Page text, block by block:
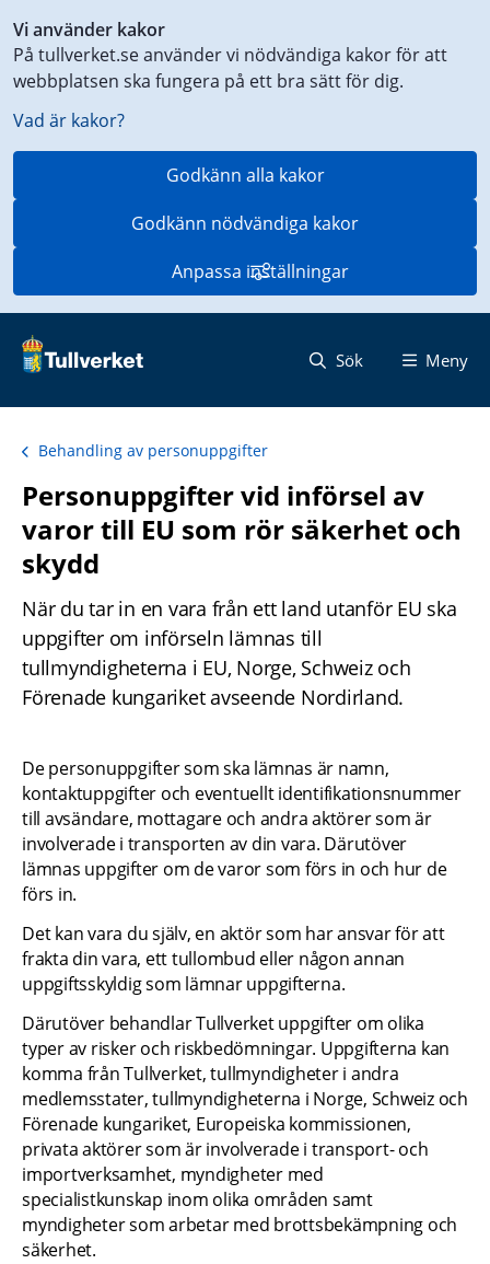
Vi använder kakor
På tullverket.se använder vi nödvändiga kakor för att
webbplatsen ska fungera på ett bra sätt för dig.
Vad är kakor?
Godkänn alla kakor
Godkänn nödvändiga kakor
Anpassa inställningar
till
innehåll
på
aktuell
Sök Meny
Behandling av personuppgifter
Personuppgifter vid införsel av
varor till EU som rör säkerhet och
skydd
När du tar in en vara från ett land utanför EU ska
uppgifter om införseln lämnas till
tullmyndigheterna i EU, Norge, Schweiz och
Förenade kungariket avseende Nordirland.
De personuppgifter som ska lämnas är namn,
kontaktuppgifter och eventuellt identifikationsnummer
till avsändare, mottagare och andra aktörer som är
involverade i transporten av din vara. Därutöver
lämnas uppgifter om de varor som förs in och hur de
förs in.
Det kan vara du själv, en aktör som har ansvar för att
frakta din vara, ett tullombud eller någon annan
uppgiftsskyldig som lämnar uppgifterna.
Därutöver behandlar Tullverket uppgifter om olika
typer av risker och riskbedömningar. Uppgifterna kan
komma från Tullverket, tullmyndigheter i andra
medlemsstater, tullmyndigheterna i Norge, Schweiz och
Förenade kungariket, Europeiska kommissionen,
privata aktörer som är involverade i transport- och
importverksamhet, myndigheter med
specialistkunskap inom olika områden samt
myndigheter som arbetar med brottsbekämpning och
säkerhet.